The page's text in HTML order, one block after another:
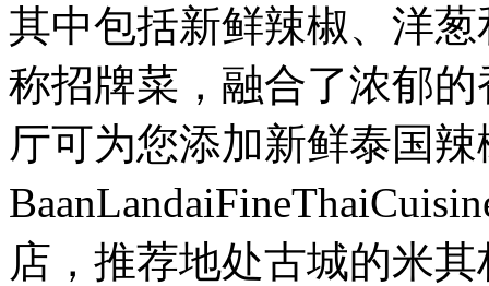
其中包括新鲜辣椒、洋
称招牌菜，融合了浓郁
厅可为您添加新鲜泰国
店，推荐地处古城的米